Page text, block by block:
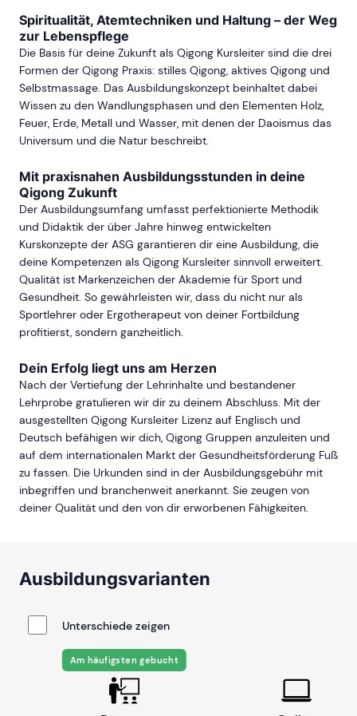
Spiritualität, Atemtechniken und Haltung – der Weg
zur Lebenspflege
Die Basis für deine Zukunft als Qigong Kursleiter sind die drei
Formen der Qigong Praxis: stilles Qigong, aktives Qigong und
Selbstmassage. Das Ausbildungskonzept beinhaltet dabei
Wissen zu den Wandlungsphasen und den Elementen Holz,
Feuer, Erde, Metall und Wasser, mit denen der Daoismus das
Universum und die Natur beschreibt.
Mit praxisnahen Ausbildungsstunden in deine
Qigong Zukunft
Der Ausbildungsumfang umfasst perfektionierte Methodik
und Didaktik der über Jahre hinweg entwickelten
Kurskonzepte der ASG garantieren dir eine Ausbildung, die
deine Kompetenzen als Qigong Kursleiter sinnvoll erweitert.
Qualität ist Markenzeichen der Akademie für Sport und
Gesundheit. So gewährleisten wir, dass du nicht nur als
Sportlehrer oder Ergotherapeut von deiner Fortbildung
profitierst, sondern ganzheitlich.
Dein Erfolg liegt uns am Herzen
Nach der Vertiefung der Lehrinhalte und bestandener
Lehrprobe gratulieren wir dir zu deinem Abschluss. Mit der
ausgestellten Qigong Kursleiter Lizenz auf Englisch und
Deutsch befähigen wir dich, Qigong Gruppen anzuleiten und
auf dem internationalen Markt der Gesundheitsförderung Fuß
zu fassen. Die Urkunden sind in der Ausbildungsgebühr mit
inbegriffen und branchenweit anerkannt. Sie zeugen von
deiner Qualität und den von dir erworbenen Fähigkeiten.
Ausbildungsvarianten
Unterschiede zeigen
Am häufigsten gebucht